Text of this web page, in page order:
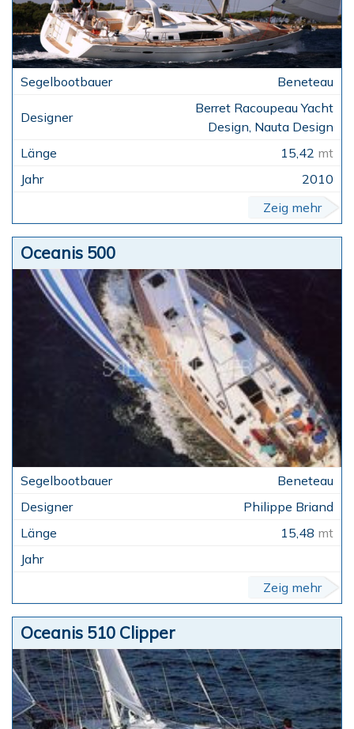
Beneteau
Berret Racoupeau Yacht
Design, Nauta Design
15,42 mt
2010
Zeig mehr
Oceanis 500
Beneteau
Philippe Briand
15,48 mt
Zeig mehr
Oceanis 510 Clipper